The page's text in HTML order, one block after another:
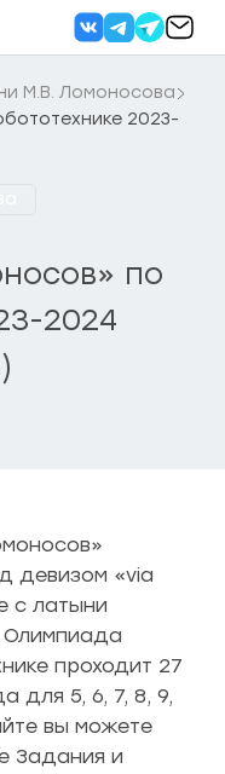
М.В. Ломоносова
2023-
по
2024
девизом «via
с латыни
Олимпиада
проходит 27
для 5, 6, 7, 8, 9,
вы можете
Задания и